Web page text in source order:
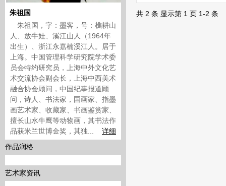
朱祖国
朱祖国，字：墨客，号：樵耕山
人、放牛娃、溪江山人（1964年
出生）、浙江永嘉楠溪江人。居于
上海。中国管理科学研究院学术委
员会特约研究员，上海中外文化艺
术交流协会副会长，上海中西美术
融合协会顾问，中国纪事报道顾
问，诗人、书法家，国画家、指墨
画艺术家、收藏家、书画鉴赏家、
擅长山水牛鹰等动物画，其书法作
品获米兰世博金奖，其独...
详细
作品润格
艺术家资讯
共 2 条 显示第 1 页 1-2 条